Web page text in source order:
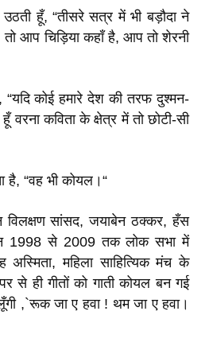
हूँ, “तीसरे सत्र में भी बड़ौदा ने
आप चिड़िया कहाँ है, आप तो शेरनी
“यदि कोई हमारे देश की तरफ दुश्मन-
कविता के क्षेत्र में तो छोटी-सी
है, “वह भी कोयल।“
विलक्षण सांसद, जयाबेन ठक्कर, हँस
1998 से 2009 तक लोक सभा में
अस्मिता, महिला साहित्यिक मंच के
से ही गीतों को गाती कोयल बन गई
,`रूक जा ए हवा ! थम जा ए हवा।